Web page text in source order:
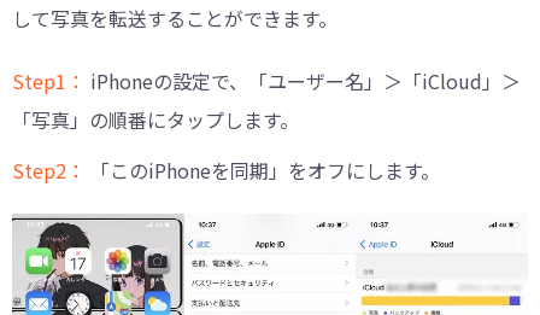
して写真を転送することができます。
Step1： iPhoneの設定で、「ユーザー名」＞「iCloud」＞
「写真」の順番にタップします。
Step2：
「このiPhoneを同期」をオフにします。